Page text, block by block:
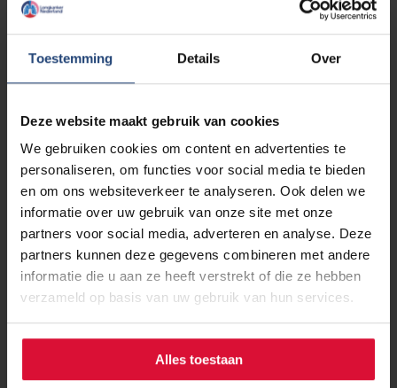
Toestemming Details Over
Deze website maakt gebruik van cookies
We gebruiken cookies om content en advertenties te
personaliseren, om functies voor social media te bieden
en om ons websiteverkeer te analyseren. Ook delen we
informatie over uw gebruik van onze site met onze
partners voor social media, adverteren en analyse. Deze
partners kunnen deze gegevens combineren met andere
informatie die u aan ze heeft verstrekt of die ze hebben
verzameld op basis van uw gebruik van hun services.
Alles toestaan
Uit het NRC: Platform hoestie.nu
helpt patiënt én omgeving
Lees verder
27 maart 2019
Uit de Volkskrant: Interview met
Hans en Muriël Spekman